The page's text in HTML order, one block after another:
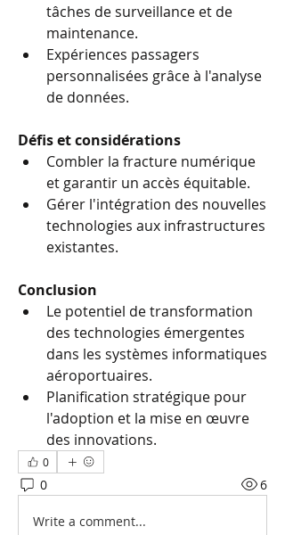
tâches de surveillance et de
maintenance.
Expériences passagers
personnalisées grâce à l'analyse
de données.
Défis et considérations
Combler la fracture numérique
et garantir un accès équitable.
Gérer l'intégration des nouvelles
technologies aux infrastructures
existantes.
Conclusion
Le potentiel de transformation
des technologies émergentes
dans les systèmes informatiques
aéroportuaires.
Planification stratégique pour
l'adoption et la mise en œuvre
des innovations.
0
0 6
Write a comment...